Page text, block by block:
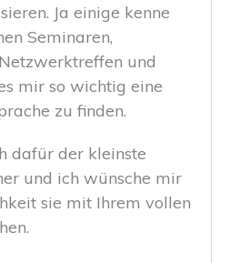
Ja einige kenne
Seminaren,
und
mir so wichtig eine
zu finden.
dafür der kleinste
und ich wünsche mir
sie mit Ihrem vollen